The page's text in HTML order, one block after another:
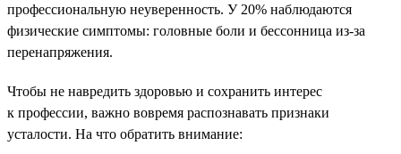
профессиональную неуверенность. У 20% наблюдаются
физические симптомы: головные боли и бессонница из-за
перенапряжения.
Чтобы не навредить здоровью и сохранить интерес
к профессии, важно вовремя распознавать признаки
усталости. На что обратить внимание: